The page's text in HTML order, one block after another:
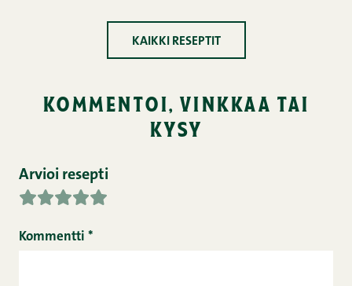
KAIKKI RESEPTIT
kommentoi, vinkkaa tai
kysy
Arvioi resepti
Kommentti *